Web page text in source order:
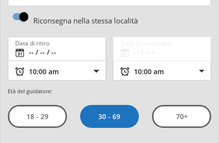
Riconsegna nella stessa località
Data di ritiro
Età del guidatore:
18 - 29 30 - 69 70+